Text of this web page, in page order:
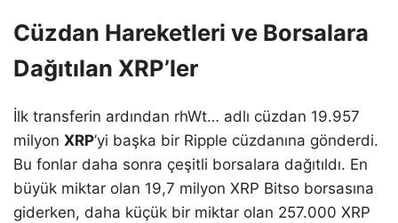
Cüzdan Hareketleri ve Borsalara
Dağıtılan XRP’ler
İlk transferin ardından rhWt… adlı cüzdan 19.957
milyon XRP’yi başka bir Ripple cüzdanına gönderdi.
Bu fonlar daha sonra çeşitli borsalara dağıtıldı. En
büyük miktar olan 19,7 milyon XRP Bitso borsasına
giderken, daha küçük bir miktar olan 257.000 XRP